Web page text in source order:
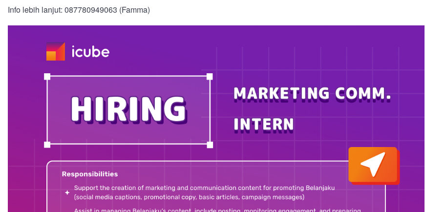
Info lebih lanjut: 087780949063 (Famma)